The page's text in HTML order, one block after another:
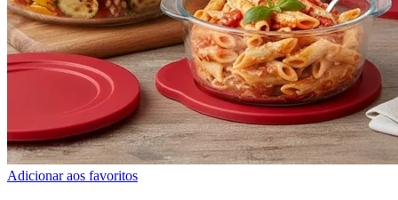
Adicionar aos favoritos